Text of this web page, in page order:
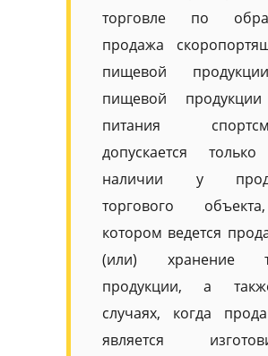
торговле по
продажа
пищевой
пищевой
питания
допускается
наличии у
торгового
котором ведется
(или) хранение
продукции, а
случаях, когда
является